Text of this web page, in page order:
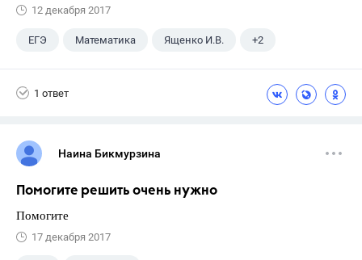
12 декабря 2017
ЕГЭ Математика Ященко И.В. +2
1 ответ
Наина Бикмурзина
Помогите решить очень нужно
Помогите
17 декабря 2017